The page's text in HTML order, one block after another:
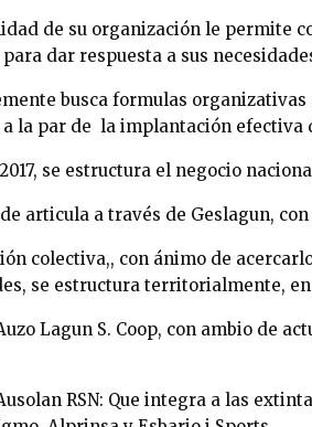
de su organización le permite
dar respuesta a sus
busca formulas
la par de la implantación efectiva
se estructura el negocio
articula a través de Geslagun,
colectiva,, con ánimo de
se estructura territorialmente,
S. Coop, con ambio de
RSN: Que integra a las extintas